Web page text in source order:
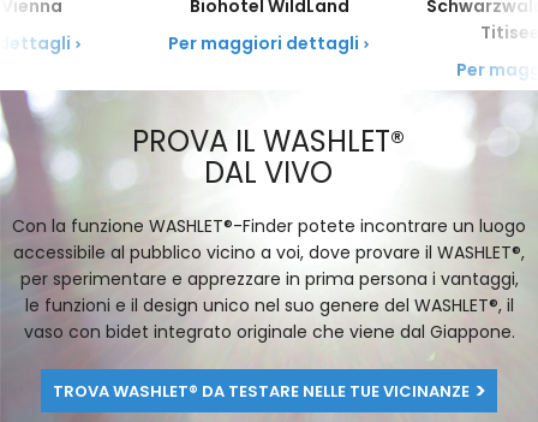
PER MAGGIORI
DETTAGLI
traccia di sporco nei vasi senza bordo. Il movimento
circolare con cui l'acqua è convogliata nel vaso ne
PER MAGGIORI
DETTAGLI
e nella rubinetteria TOTO, per coniugare il piacere di un
getto d'acqua abbondante e piacevole con un consumo
DETTAGLI
Biohotel WildLand
Per maggiori dettagli
Per
Next Slide
PROVA IL WASHLET®
DAL VIVO
Con la funzione WASHLET®-Finder potete incontrare un luogo
accessibile al pubblico vicino a voi, dove provare il WASHLET®,
per sperimentare e apprezzare in prima persona i vantaggi,
le funzioni e il design unico nel suo genere del WASHLET®, il
vaso con bidet integrato originale che viene dal Giappone.
TROVA WASHLET® DA TESTARE NELLE TUE VICINANZE